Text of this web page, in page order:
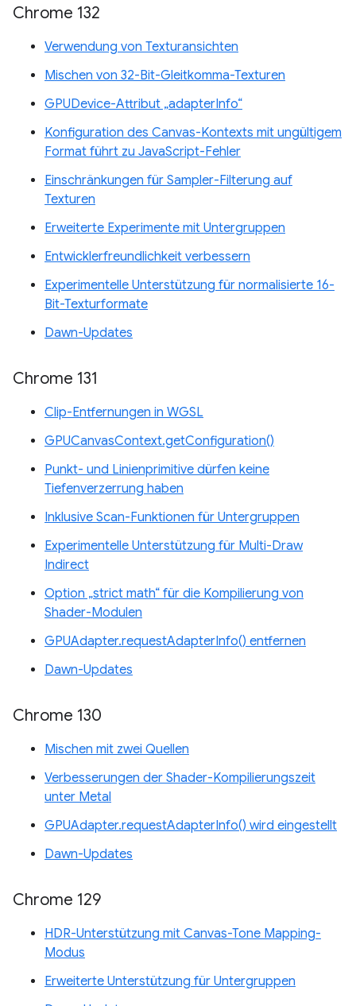
Chrome 132
Verwendung von Texturansichten
Mischen von 32-Bit-Gleitkomma-Texturen
GPUDevice-Attribut „adapterInfo“
Konfiguration des Canvas-Kontexts mit ungültigem
Format führt zu JavaScript-Fehler
Einschränkungen für Sampler-Filterung auf
Texturen
Erweiterte Experimente mit Untergruppen
Entwicklerfreundlichkeit verbessern
Experimentelle Unterstützung für normalisierte 16-
Bit-Texturformate
Dawn-Updates
Chrome 131
Clip-Entfernungen in WGSL
GPUCanvasContext.getConfiguration()
Punkt- und Linienprimitive dürfen keine
Tiefenverzerrung haben
Inklusive Scan-Funktionen für Untergruppen
Experimentelle Unterstützung für Multi-Draw
Indirect
Option „strict math“ für die Kompilierung von
Shader-Modulen
GPUAdapter.requestAdapterInfo() entfernen
Dawn-Updates
Chrome 130
Mischen mit zwei Quellen
Verbesserungen der Shader-Kompilierungszeit
unter Metal
GPUAdapter.requestAdapterInfo() wird eingestellt
Dawn-Updates
Chrome 129
HDR-Unterstützung mit Canvas-Tone Mapping-
Modus
Erweiterte Unterstützung für Untergruppen